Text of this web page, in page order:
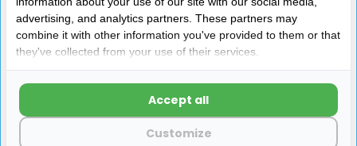
Dometic Heki 2 De Luxe
De Dometic Heki 2 laat volop licht en frisse l...
Dometic Combirollo 2000
Veer 400mm
advertising, and analytics partners. These partners may
combine it with other information you've provided to them or that
they've collected from your use of their services.
Customize
Accept all